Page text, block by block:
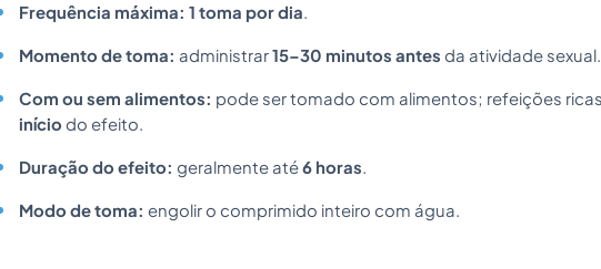
Frequência máxima: 1 toma por dia
Momento de toma: administrar15–30 minutos antes da atividade sexual.
Com ou sem alimentos: pode ser tomado com alimentos; refeições
início do efeito.
Duração do efeito: geralmente até6 horas
Modo de toma: engolir o comprimido inteiro com água.